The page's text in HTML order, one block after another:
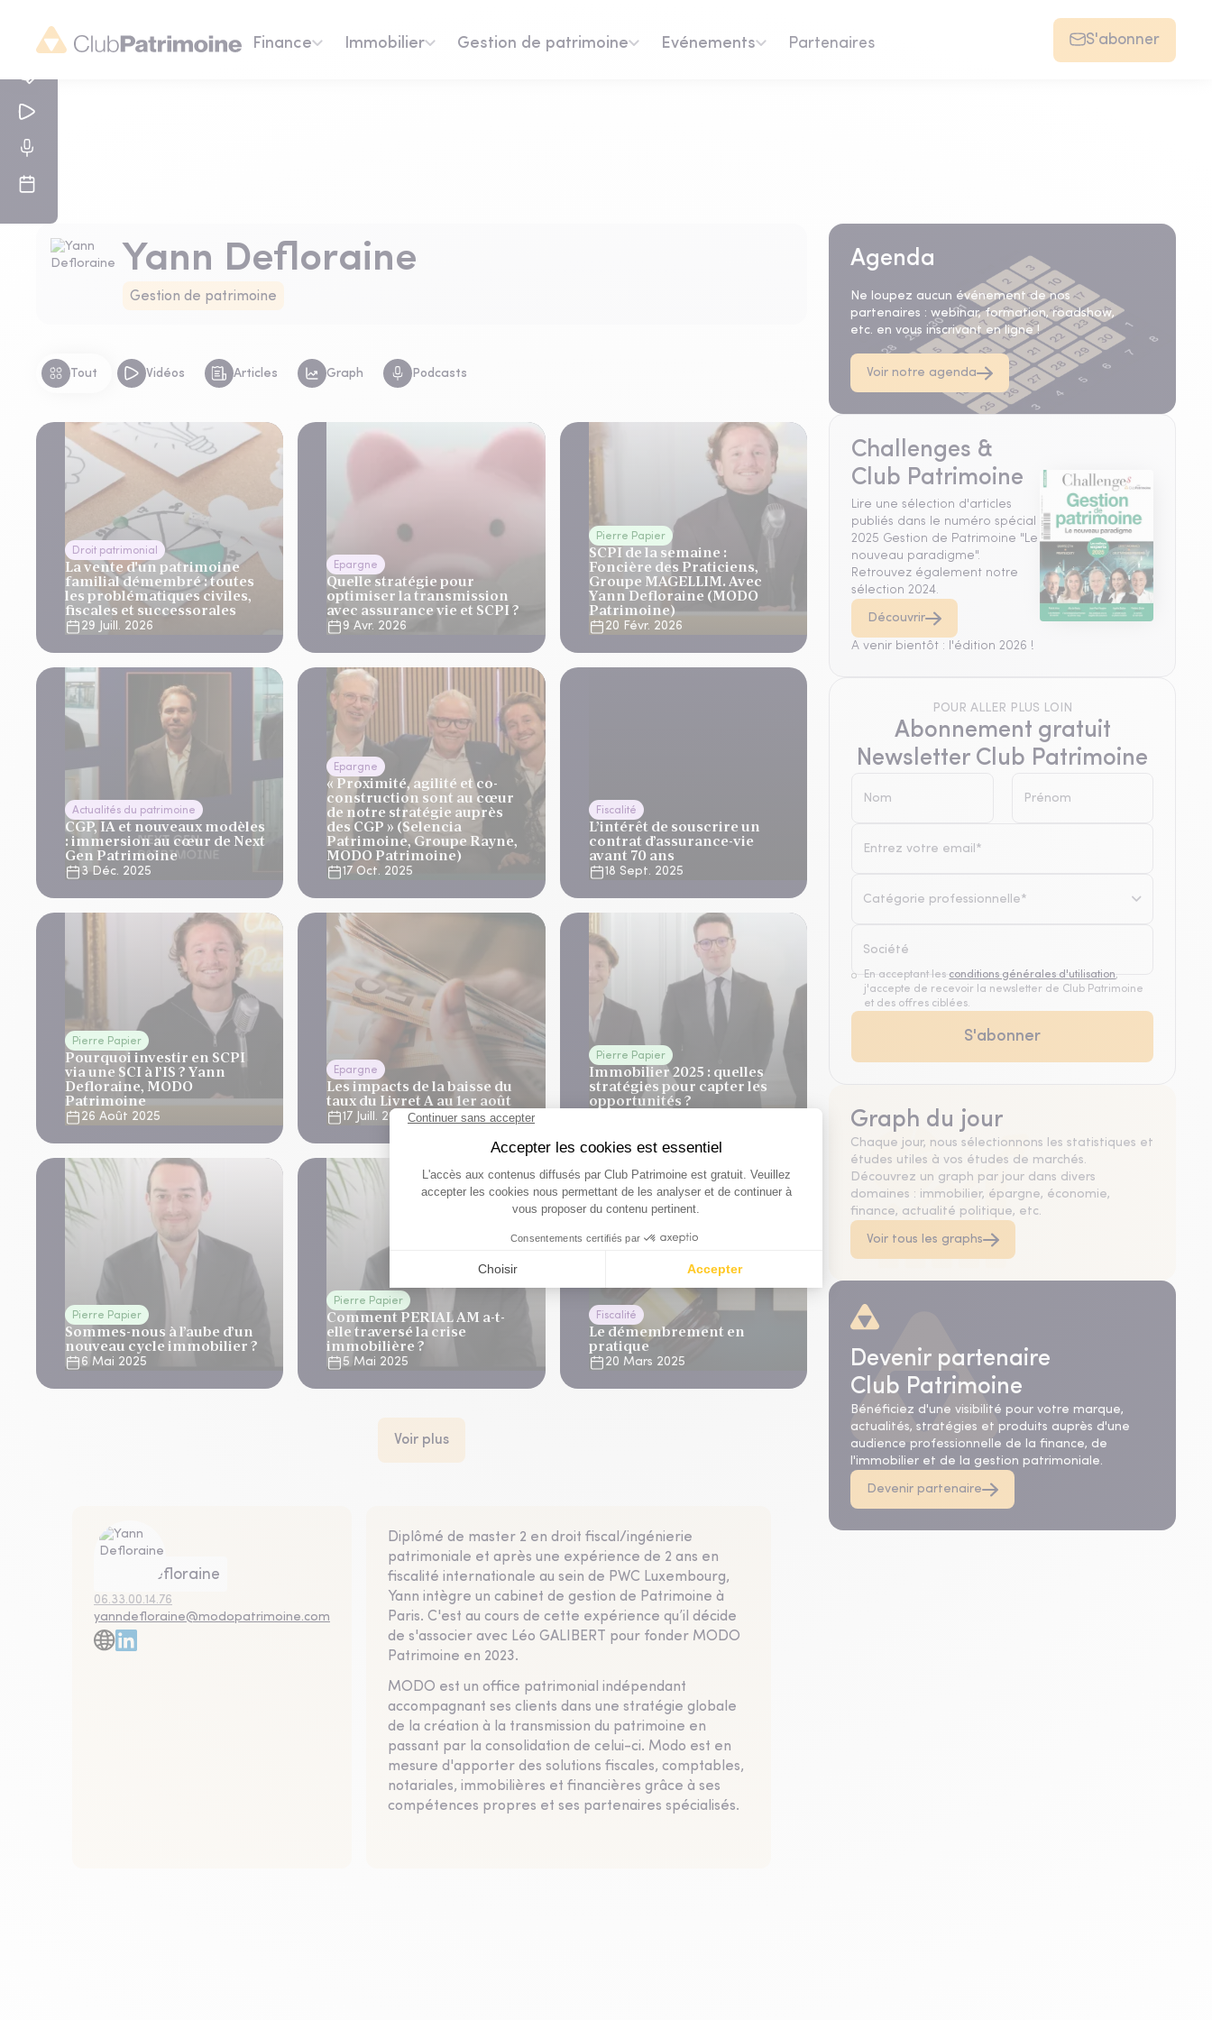
Finance Immobilier Gestion de patrimoine Evénements Partenaires S'abonner
Yann Defloraine
Gestion de patrimoine
Tout Vidéos Articles Graph Podcasts
Droit patrimonial
La vente d'un patrimoine
familial démembré : toutes
les problématiques civiles,
fiscales et successorales
29 Juill. 2026
Epargne
Quelle stratégie pour
optimiser la transmission
avec assurance vie et SCPI ?
9 Avr. 2026
Pierre Papier
SCPI de la semaine :
Foncière des Praticiens,
Groupe MAGELLIM. Avec
Yann Defloraine (MODO
Patrimoine)
20 Févr. 2026
Actualités du patrimoine
CGP, IA et nouveaux modèles
: immersion au cœur de Next
Gen Patrimoine
3 Déc. 2025
Epargne
« Proximité, agilité et co-
construction sont au cœur
de notre stratégie auprès
des CGP » (Selencia
Patrimoine, Groupe Rayne,
MODO Patrimoine)
17 Oct. 2025
Fiscalité
L’intérêt de souscrire un
contrat d’assurance-vie
avant 70 ans
18 Sept. 2025
Pierre Papier
Pourquoi investir en SCPI
via une SCI à l’IS ? Yann
Defloraine, MODO
Patrimoine
26 Août 2025
Epargne
Les impacts de la baisse du
taux du Livret A au 1er août
17 Juill. 2025
Pierre Papier
Immobilier 2025 : quelles
stratégies pour capter les
opportunités ?
Pierre Papier
Sommes-nous à l’aube d’un
nouveau cycle immobilier ?
6 Mai 2025
Pierre Papier
Comment PERIAL AM a-t-
elle traversé la crise
immobilière ?
5 Mai 2025
Fiscalité
Le démembrement en
pratique
20 Mars 2025
Voir plus
Yann Defloraine
06.33.00.14.76
yanndefloraine@modopatrimoine.com
Diplômé de master 2 en droit fiscal/ingénierie
patrimoniale et après une expérience de 2 ans en
fiscalité internationale au sein de PWC Luxembourg,
Yann intègre un cabinet de gestion de Patrimoine à
Paris. C'est au cours de cette expérience qu’il décide
de s'associer avec Léo GALIBERT pour fonder MODO
Patrimoine en 2023.
MODO est un office patrimonial indépendant
accompagnant ses clients dans une stratégie globale
de la création à la transmission du patrimoine en
passant par la consolidation de celui-ci. Modo est en
mesure d'apporter des solutions fiscales, comptables,
notariales, immobilières et financières grâce à ses
compétences propres et ses partenaires spécialisés.
Agenda
Ne loupez aucun événement de nos
partenaires : webinar, formation, roadshow,
etc. en vous inscrivant en ligne !
Voir notre agenda
Challenges &
Club Patrimoine
Lire une sélection d'articles
publiés dans le numéro spécial
2025 Gestion de Patrimoine "Le
nouveau paradigme".
Retrouvez également notre
sélection 2024.
Découvrir
A venir bientôt : l'édition 2026 !
POUR ALLER PLUS LOIN
Abonnement gratuit
Newsletter Club Patrimoine
Catégorie professionnelle*
En acceptant les conditions générales d'utilisation,
j'accepte de recevoir la newsletter de Club Patrimoine
et des offres ciblées.
Graph du jour
Chaque jour, nous sélectionnons les statistiques et
études utiles à vos études de marchés.
Découvrez un graph par jour dans divers
domaines : immobilier, épargne, économie,
finance, actualité politique, etc.
Voir tous les graphs
Devenir partenaire
Club Patrimoine
Bénéficiez d'une visibilité pour votre marque,
actualités, stratégies et produits auprès d'une
audience professionnelle de la finance, de
l'immobilier et de la gestion patrimoniale.
Devenir partenaire